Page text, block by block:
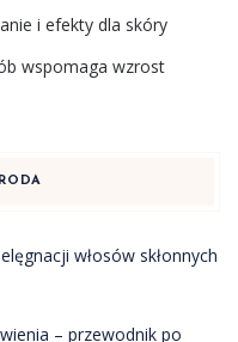
i efekty dla skóry
wspomaga wzrost
włosów skłonnych
– przewodnik po